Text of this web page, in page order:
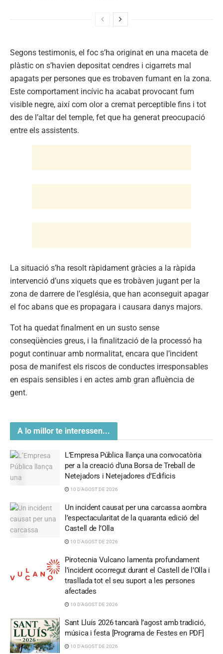
Segons testimonis, el foc s’ha originat en una maceta de
plàstic on s’havien depositat cendres i cigarrets mal
apagats per persones que es trobaven fumant en la zona.
Este comportament incívic ha acabat provocant fum
visible negre, així com olor a cremat perceptible fins i tot
des de l’altar del temple, fet que ha generat preocupació
entre els assistents.
La situació s’ha resolt ràpidament gràcies a la ràpida
intervenció d’uns xiquets que es trobàven jugant per la
zona de darrere de l’església, que han aconseguit apagar
el foc abans que es propagara i causara danys majors.
Tot ha quedat finalment en un susto sense
conseqüències greus, i la finalització de la processó ha
pogut continuar amb normalitat, encara que l’incident
posa de manifest els riscos de conductes irresponsables
en espais sensibles i en actes amb gran afluència de
gent.
A lo millor te interessen...
L’Empresa Pública llança una convocatòria
per a la creació d’una Borsa de Treball de
Netejadors i Netejadores d’Edificis
10 D'AGOST DE 2026
Un incident causat per una carcassa aombra
l’espectacularitat de la quaranta edició del
Castell de l’Olla
10 D'AGOST DE 2026
Pirotecnia Vulcano lamenta profundament
l’incident ocorregut durant el Castell de l’Olla i
trasllada tot el seu suport a les persones
afectades
10 D'AGOST DE 2026
Sant Lluís 2026 tancarà l’agost amb tradició,
música i festa [Programa de Festes en PDF]
10 D'AGOST DE 2026